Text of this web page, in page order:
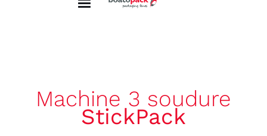
Toggle
Machine 3 soudure
StickPack